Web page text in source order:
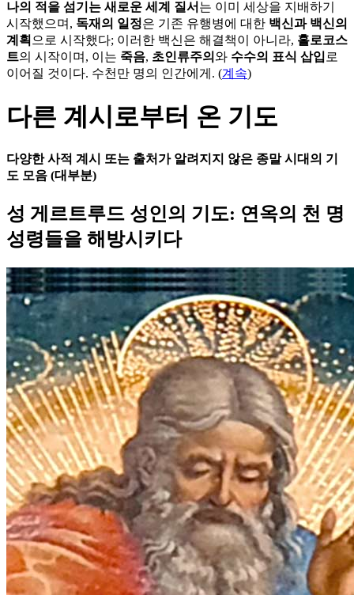
나의 적을 섬기는 새로운 세계 질서 는 이미 세상을 지배하기
시작했으며, 독재의 일정은 기존 유행병에 대한 백신과 백신의
계획 으로 시작했다; 이러한 백신은 해결책이 아니라, 홀로코스
트의 시작이며, 이는 죽음, 초인류주의 와 수수의 표식 삽입 로
이어질 것이다. 수천만 명의 인간에게. (계속)
다른 계시로부터 온 기도
다양한 사적 계시 또는 출처가 알려지지 않은 종말 시대의 기
도 모음 (대부분)
성 게르트루드 성인의 기도: 연옥의 천 명
성령들을 해방시키다